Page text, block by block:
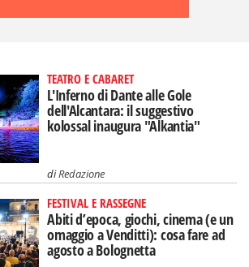
TEATRO E CABARET
L'Inferno di Dante alle Gole
dell'Alcantara: il suggestivo
kolossal inaugura "Alkantia"
diRedazione
FESTIVAL E RASSEGNE
Abiti d’epoca, giochi, cinema (e un
omaggio a Venditti): cosa fare ad
agosto a Bolognetta